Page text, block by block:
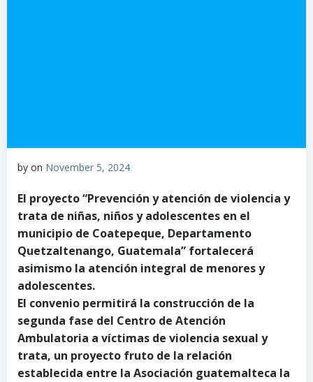
by on November 5, 2024
El proyecto “Prevención y atención de violencia y
trata de niñas, niños y adolescentes en el
municipio de Coatepeque, Departamento
Quetzaltenango, Guatemala” fortalecerá
asimismo la atención integral de menores y
adolescentes.
El convenio permitirá la construcción de la
segunda fase del Centro de Atención
Ambulatoria a víctimas de violencia sexual y
trata, un proyecto fruto de la relación
establecida entre la Asociación guatemalteca la